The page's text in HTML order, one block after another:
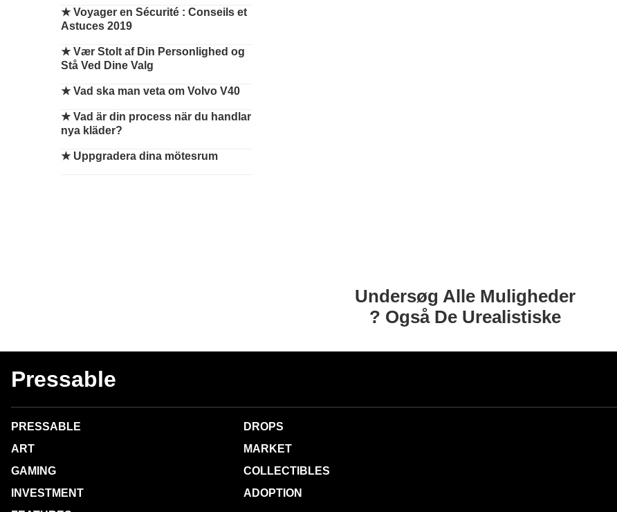
★Voyager en Sécurité : Conseils et
Astuces 2019
★Vær Stolt af Din Personlighed og
Stå Ved Dine Valg
★Vad ska man veta om Volvo V40
★Vad är din process när du handlar
nya kläder?
★ Uppgradera dina mötesrum
Undersøg Alle Muligheder
? Også De Urealistiske
Pressable
PRESSABLE
ART
GAMING
INVESTMENT
DROPS
MARKET
COLLECTIBLES
ADOPTION